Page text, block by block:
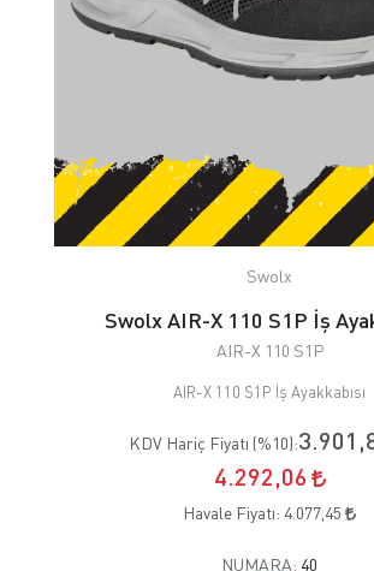
Swolx
Swolx AIR-X 110 S1P İş
AIR-X 110 S1P
AIR-X 110 S1P İş Ayakkabısı
KDV Hariç Fiyatı (%10):
4.292,06
Havale Fiyatı: 4.077,45
NUMARA: 40